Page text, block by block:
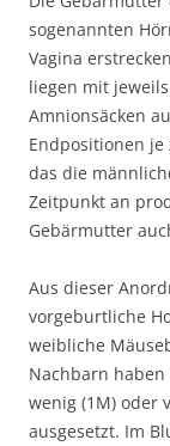
sogenannten
Vagina
liegen mit
Amnionsäcken
Endpositionen je
das die
Zeitpunkt an
Gebärmutter
Aus dieser
vorgeburtliche
weibliche
Nachbarn
wenig (1M) oder
ausgesetzt. Im